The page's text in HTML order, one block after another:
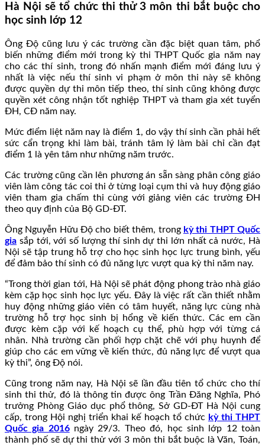
Hà Nội sẽ tổ chức thi thử 3 môn thi bắt buộc cho
học sinh lớp 12
Ông Độ cũng lưu ý các trường cần đặc biệt quan tâm, phổ
biến những điểm mới trong kỳ thi THPT Quốc gia năm nay
cho các thí sinh, trong đó nhấn mạnh điểm mới đáng lưu ý
nhất là việc nếu thí sinh vi phạm ở môn thi này sẽ không
được quyền dự thi môn tiếp theo, thí sinh cũng không được
quyền xét công nhận tốt nghiệp THPT và tham gia xét tuyển
ĐH, CĐ năm nay.
Mức điểm liệt năm nay là điểm 1, do vậy thí sinh cần phải hết
sức cẩn trọng khi làm bài, tránh tâm lý làm bài chỉ cần đạt
điểm 1 là yên tâm như những năm trước.
Các trường cũng cần lên phương án sẵn sàng phân công giáo
viên làm công tác coi thi ở từng loại cụm thi và huy động giáo
viên tham gia chấm thi cùng với giảng viên các trường ĐH
theo quy định của Bộ GD-ĐT.
Ông Nguyễn Hữu Độ cho biết thêm, trong kỳ thi THPT Quốc
gia sắp tới, với số lượng thí sinh dự thi lớn nhất cả nước, Hà
Nội sẽ tập trung hỗ trợ cho học sinh học lực trung bình, yếu
để đảm bảo thí sinh có đủ năng lực vượt qua kỳ thi năm nay.
“Trong thời gian tới, Hà Nội sẽ phát động phong trào nhà giáo
kèm cặp học sinh học lực yếu. Đây là việc rất cần thiết nhằm
huy động những giáo viên có tâm huyết, năng lực cùng nhà
trường hỗ trợ học sinh bị hổng về kiến thức. Các em cần
được kèm cặp với kế hoạch cụ thể, phù hợp với từng cá
nhân. Nhà trường cần phối hợp chặt chẽ với phụ huynh để
giúp cho các em vững về kiến thức, đủ năng lực để vượt qua
kỳ thi”, ông Độ nói.
Cũng trong năm nay, Hà Nội sẽ lần đầu tiên tổ chức cho thí
sinh thi thử, đó là thông tin được ông Trần Đăng Nghĩa, Phó
trưởng Phòng Giáo dục phổ thông, Sở GD-ĐT Hà Nội cung
cấp, trong Hội nghị triển khai kế hoạch tổ chức kỳ thi THPT
Quốc gia 2016ngày 29/3. Theo đó, học sinh lớp 12 toàn
thành phố sẽ dự thi thử với 3 môn thi bắt buộc là Văn, Toán,